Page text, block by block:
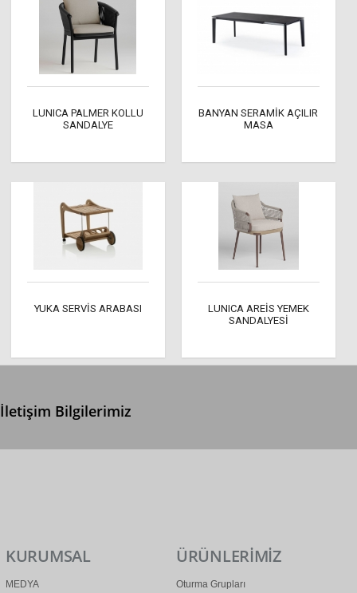
LUNICA PALMER KOLLU
SANDALYE
BANYAN SERAMİK AÇILIR
MASA
YUKA SERVİS ARABASI
LUNICA AREİS YEMEK
SANDALYESİ
İletişim Bilgilerimiz
KURUMSAL
MEDYA
ÜRÜNLERİMİZ
Oturma Grupları